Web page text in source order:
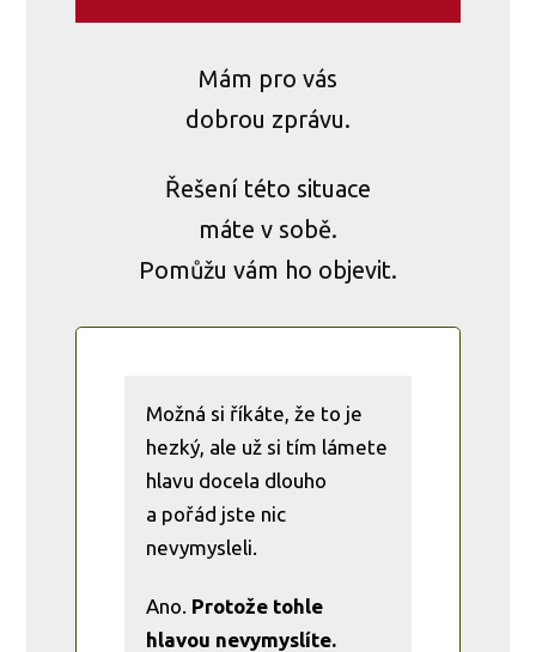
Mám pro vás
dobrou zprávu.
Řešení této situace
máte v sobě.
Pomůžu vám ho objevit.
Možná si říkáte, že to je
hezký, ale už si tím lámete
hlavu docela dlouho
a pořád jste nic
nevymysleli.
Ano. Protože tohle
hlavou nevymyslíte.